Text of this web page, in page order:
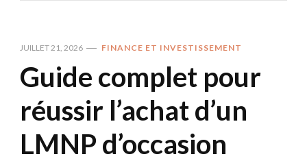
JUILLET 21, 2026 FINANCE ET INVESTISSEMENT
Guide complet pour
réussir l’achat d’un
LMNP d’occasion